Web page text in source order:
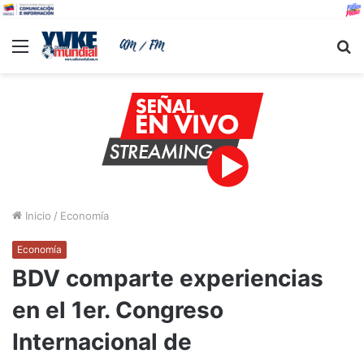
Menu
Inicio / Economía
Economía
BDV comparte experiencias
en el 1er. Congreso
Internacional de